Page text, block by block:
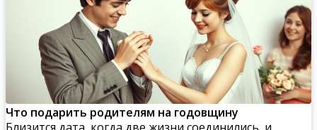
Что подарить родителям на годовщину